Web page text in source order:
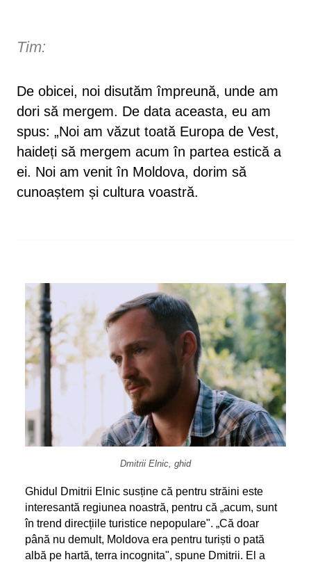
Tim:
De obicei, noi disutăm împreună, unde am
dori să mergem. De data aceasta, eu am
spus: „Noi am văzut toată Europa de Vest,
haideți să mergem acum în partea estică a
ei. Noi am venit în Moldova, dorim să
cunoaștem și cultura voastră.
Dmitrii Elnic, ghid
Ghidul Dmitrii Elnic susține că pentru străini este
interesantă regiunea noastră, pentru că „acum, sunt
în trend direcțiile turistice nepopulare". „Că doar
până nu demult, Moldova era pentru turiști o pată
albă pe hartă, terra incognita", spune Dmitrii. El a